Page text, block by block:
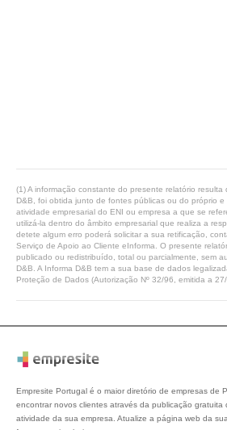
(1) A informação constante do presente relatório
D&B, foi obtida junto de fontes públicas ou do próprio
atividade empresarial do ENI ou empresa a que se
utilizá-la dentro do âmbito empresarial que realiza a
detete algum erro poderá solicitar a sua retificação,
Serviço de Apoio ao Cliente eInforma. O presente
publicado ou redistribuído, total ou parcialmente, sem
D&B. A Informa D&B tem a sua base de dados
Proteção de Dados (Autorização Nº 32/96, emitida a
Empresite Portugal é o maior diretório de empresas de
encontrar novos clientes através da publicação gratuita
atividade da sua empresa. Atualize a página web da